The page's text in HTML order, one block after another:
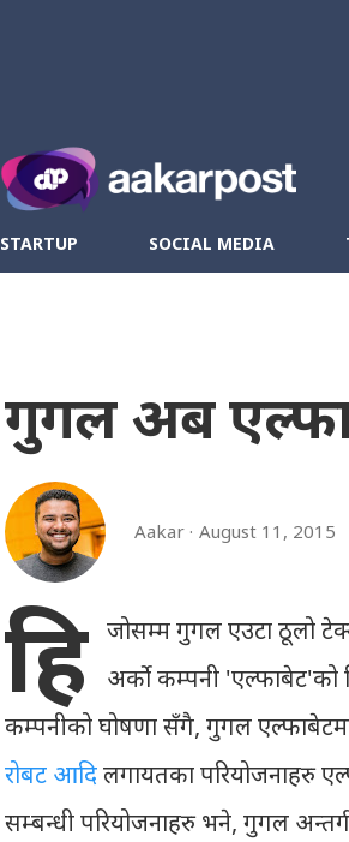
STARTUP SOCIAL MEDIA
गुगल अब
Aakar August 11, 2015
हि जोसम्म गुगल एउटा ठूलो
अर्को कम्पनी 'एल्फाबेट'को
कम्पनीको घोषणा सँगै, गुगल
रोबट आदिलगायतका परियोजनाहरु
सम्बन्धी परियोजनाहरु भने, गुगल